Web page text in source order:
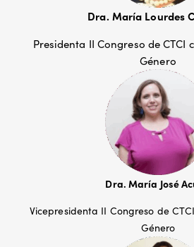
Dra. María Lourdes
Presidenta II Congreso de CTCI
Género
Dra. María José
Vicepresidenta II Congreso de
Género